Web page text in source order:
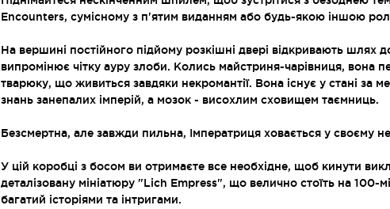
Encounters, сумісному з п'ятим виданням або будь-якою іншою
На вершині постійного підйому розкішні двері відкривають
випромінює чітку ауру злоби. Колись майстриня-чарівниця, вона
тварюку, що живиться завдяки некромантії. Вона існує у стані за
знань занепалих імперій, а мозок - висохлим сховищем таємниць.
Безсмертна, але завжди пильна, Імператриця ховається у своєму
У цій коробці з босом ви отримаєте все необхідне, щоб кинути
деталізовану мініатюру "Lich Empress", що велично стоїть на 100-
багатий історіями та інтригами.